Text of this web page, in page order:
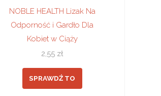
NOBLE HEALTH Lizak Na
Odporność i Gardło Dla
Kobiet w Ciąży
2,55 zł
SPRAWDŹ TO